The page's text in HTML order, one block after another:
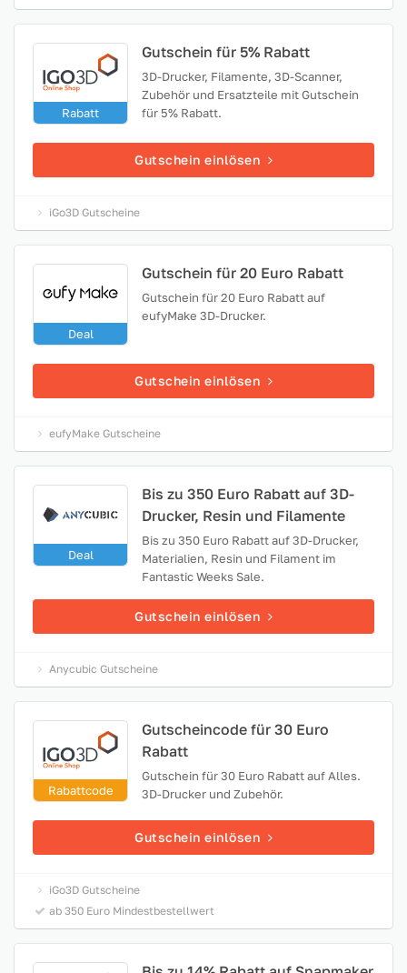
Rabatt
Gutschein für 5% Rabatt
3D-Drucker, Filamente, 3D-Scanner,
Zubehör und Ersatzteile mit Gutschein
für 5% Rabatt.
Gutschein einlösen
iGo3D Gutscheine
Deal
Gutschein für 20 Euro Rabatt
Gutschein für 20 Euro Rabatt auf
eufyMake 3D-Drucker.
Gutschein einlösen
eufyMake Gutscheine
Deal
Bis zu 350 Euro Rabatt auf 3D-
Drucker, Resin und Filamente
Bis zu 350 Euro Rabatt auf 3D-Drucker,
Materialien, Resin und Filament im
Fantastic Weeks Sale.
Gutschein einlösen
Anycubic Gutscheine
Rabattcode
Gutscheincode für 30 Euro
Rabatt
Gutschein für 30 Euro Rabatt auf Alles.
3D-Drucker und Zubehör.
Gutschein einlösen
iGo3D Gutscheine
ab 350 Euro Mindestbestellwert